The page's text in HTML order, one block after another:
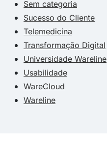
Sem categoria
Sucesso do Cliente
Telemedicina
Transformação Digital
Universidade Wareline
Usabilidade
WareCloud
Wareline